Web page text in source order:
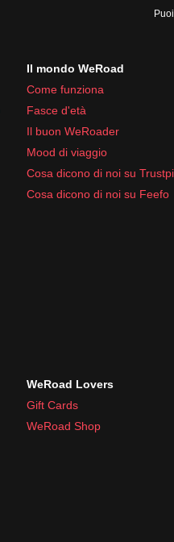
Il mondo WeRoad
Come funziona
Fasce d'età
Il buon WeRoader
Mood di viaggio
Cosa dicono di noi su
Cosa dicono di noi su Feefo
WeRoad Lovers
Gift Cards
WeRoad Shop